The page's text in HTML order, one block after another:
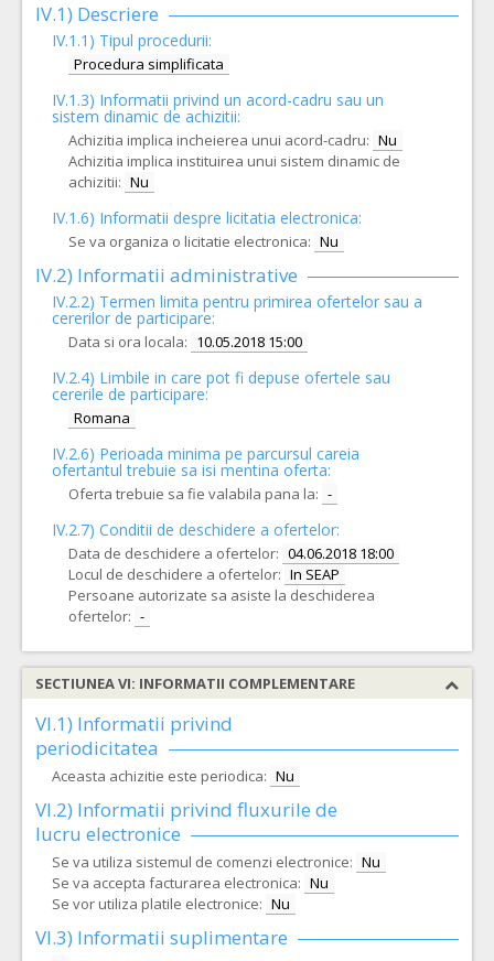
IV.1) Descriere
IV.1.1) Tipul procedurii:
Procedura simplificata
IV.1.3) Informatii privind un acord-cadru sau un
sistem dinamic de achizitii:
Achizitia implica incheierea unui acord-cadru: Nu
Achizitia implica instituirea unui sistem dinamic de
achizitii: Nu
IV.1.6) Informatii despre licitatia electronica:
Se va organiza o licitatie electronica: Nu
IV.2) Informatii administrative
IV.2.2) Termen limita pentru primirea ofertelor sau a
cererilor de participare:
Data si ora locala: 10.05.2018 15:00
IV.2.4) Limbile in care pot fi depuse ofertele sau
cererile de participare:
Romana
IV.2.6) Perioada minima pe parcursul careia
ofertantul trebuie sa isi mentina oferta:
Oferta trebuie sa fie valabila pana la: -
IV.2.7) Conditii de deschidere a ofertelor:
Data de deschidere a ofertelor: 04.06.2018 18:00
Locul de deschidere a ofertelor: In SEAP
Persoane autorizate sa asiste la deschiderea
ofertelor: -
SECTIUNEA VI: INFORMATII COMPLEMENTARE
VI.1) Informatii privind
periodicitatea
Aceasta achizitie este periodica: Nu
VI.2) Informatii privind fluxurile de
lucru electronice
Se va utiliza sistemul de comenzi electronice: Nu
Se va accepta facturarea electronica: Nu
Se vor utiliza platile electronice: Nu
VI.3) Informatii suplimentare